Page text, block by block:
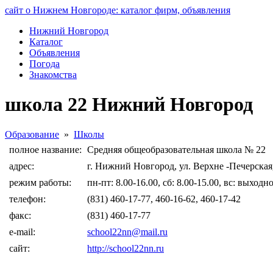
сайт о Нижнем Новгороде: каталог фирм, объявления
Нижний Новгород
Каталог
Объявления
Погода
Знакомства
школа 22 Нижний Новгород
Образование » Школы
полное название: Средняя общеобразовательная школа № 22
адрес:
г. Нижний Новгород, ул. Верхне -
режим работы:
пн-пт: 8.00-16.00, сб: 8.00-15.00, вс:
телефон:
(831) 460-17-77, 460-16-62, 460-17-42
факс:
(831) 460-17-77
e-mail:
school22nn@mail.ru
сайт:
http://school22nn.ru